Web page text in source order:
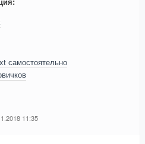
самостоятельно
11:35